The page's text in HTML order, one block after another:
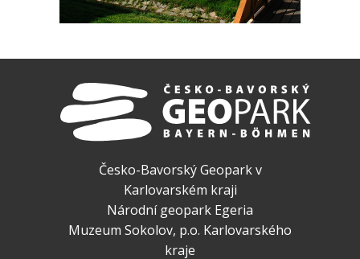
Česko-Bavorský Geopark v
Karlovarském kraji
Národní geopark Egeria
Muzeum Sokolov, p.o. Karlovarského
kraje